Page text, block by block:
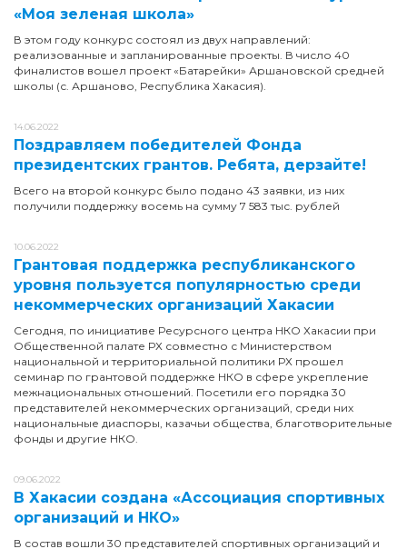
«Моя зеленая школа»
В этом году конкурс состоял из двух направлений:
реализованные и запланированные проекты. В число 40
финалистов вошел проект «Батарейки» Аршановской средней
школы (с. Аршаново, Республика Хакасия).
14.06.2022
Поздравляем победителей Фонда
президентских грантов. Ребята, дерзайте!
Всего на второй конкурс было подано 43 заявки, из них
получили поддержку восемь на сумму 7 583 тыс. рублей
10.06.2022
Грантовая поддержка республиканского
уровня пользуется популярностью среди
некоммерческих организаций Хакасии
Сегодня, по инициативе Ресурсного центра НКО Хакасии при
Общественной палате РХ совместно с Министерством
национальной и территориальной политики РХ прошел
семинар по грантовой поддержке НКО в сфере укрепление
межнациональных отношений. Посетили его порядка 30
представителей некоммерческих организаций, среди них
национальные диаспоры, казачьи общества, благотворительные
фонды и другие НКО.
09.06.2022
В Хакасии создана «Ассоциация спортивных
организаций и НКО»
В состав вошли 30 представителей спортивных организаций и